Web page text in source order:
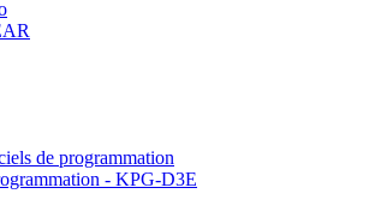
de programmation
- KPG-D3E